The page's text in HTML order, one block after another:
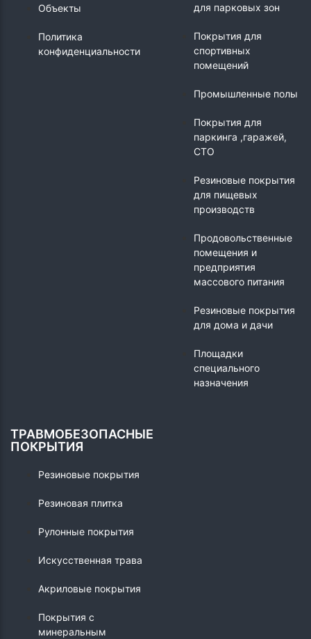
Объекты
Политика
конфиденциальности
для парковых зон
Покрытия для
спортивных
помещений
Промышленные полы
Покрытия для
паркинга ,гаражей,
СТО
Резиновые покрытия
для пищевых
производств
Продовольственные
помещения и
предприятия
массового питания
Резиновые покрытия
для дома и дачи
Площадки
специального
назначения
ТРАВМОБЕЗОПАСНЫЕ
ПОКРЫТИЯ
Резиновые покрытия
Резиновая плитка
Рулонные покрытия
Искусственная трава
Акриловые покрытия
Покрытия с
минеральным